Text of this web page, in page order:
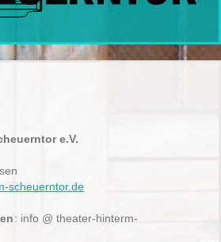
e.V.
scheuerntor.de
: info @ theater-hinterm-